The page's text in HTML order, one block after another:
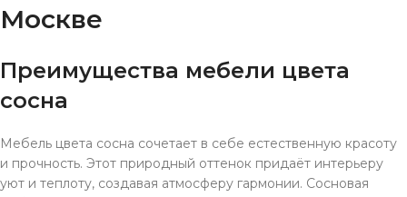
Москве
Преимущества мебели цвета
сосна
Мебель цвета сосна сочетает в себе естественную красоту
и прочность. Этот природный оттенок придаёт интерьеру
уют и теплоту, создавая атмосферу гармонии. Сосновая